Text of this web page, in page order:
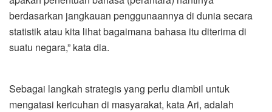
berdasarkan jangkauan penggunaannya di dunia secara
statistik atau kita lihat bagaimana bahasa itu diterima di
suatu negara,” kata dia.
Sebagai langkah strategis yang perlu diambil untuk
mengatasi kericuhan di masyarakat, kata Ari, adalah